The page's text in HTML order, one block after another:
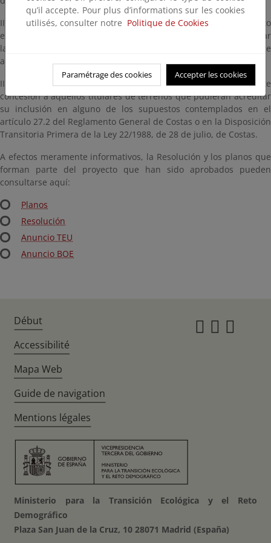
II) Ordenar al Servicio Provincial de Costas de este Departamento
en Tarragona que inicie las actuaciones conducentes a rectificar
las situaciones jurídicas registrales contradictorias con el deslinde
aprobado.
III) Otorgar el plazo de un (1) año para solicitar la correspondiente
concesión a aquellos titulares de terrenos que pudieran acreditar
su inclusión en alguno de los supuestos contemplados en el
artículo 27.2 del Reglamento General de Costas o en la Disposición
Transitoria Primera de la Ley 22/1988, de 28 de julio, de Costas.
A efectos meramente informativos, la Resolución y los planos que
forman parte del proyecto que han sido aprobados pueden
consultarse aquí:
Planos
Resolución
Anuncio TEU
Anuncio BOE
qu’il accepte. Pour plus d’informations sur les cookies
utilisés, consulter notre Politique de Cookies
Paramétrage des cookies Accepter les cookies
Début
Accessibilité
Mapa Web
Guide de navigation
Mentions légales
Ministerio para la Transición Ecológica y el Reto
Demográfico
Plaza San Juan de la Cruz, 10 28071 Madrid (España)